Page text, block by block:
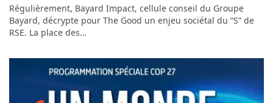
Régulièrement, Bayard Impact, cellule conseil du Groupe
Bayard, décrypte pour The Good un enjeu sociétal du “S” de
RSE. La place des…